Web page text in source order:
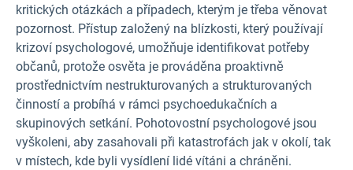
kritických otázkách a případech, kterým je třeba věnovat
pozornost. Přístup založený na blízkosti, který používají
krizoví psychologové, umožňuje identifikovat potřeby
občanů, protože osvěta je prováděna proaktivně
prostřednictvím nestrukturovaných a strukturovaných
činností a probíhá v rámci psychoedukačních a
skupinových setkání. Pohotovostní psychologové jsou
vyškoleni, aby zasahovali při katastrofách jak v okolí, tak
v místech, kde byli vysídlení lidé vítáni a chráněni.